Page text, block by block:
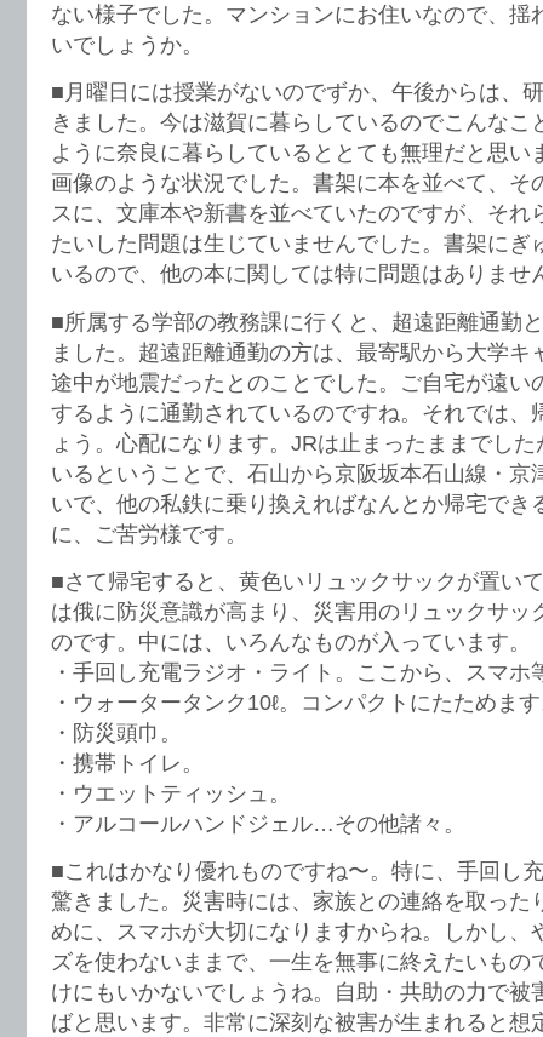
ない様子でした。マンションにお住いなので、揺
いでしょうか。
■月曜日には授業がないのでずか、午後からは、
きました。今は滋賀に暮らしているのでこんなこ
ように奈良に暮らしているととても無理だと思い
画像のような状況でした。書架に本を並べて、そ
スに、文庫本や新書を並べていたのですが、それ
たいした問題は生じていませんでした。書架にぎ
いるので、他の本に関しては特に問題はありませ
■所属する学部の教務課に行くと、超遠距離通勤
ました。超遠距離通勤の方は、最寄駅から大学キ
途中が地震だったとのことでした。ご自宅が遠い
するように通勤されているのですね。それでは、
ょう。心配になります。JRは止まったままでし
いるということで、石山から京阪坂本石山線・京
いで、他の私鉄に乗り換えればなんとか帰宅でき
に、ご苦労様です。
■さて帰宅すると、黄色いリュックサックが置い
は俄に防災意識が高まり、災害用のリュックサッ
のです。中には、いろんなものが入っています。
・手回し充電ラジオ・ライト。ここから、スマ
・ウォータータンク10ℓ。コンパクトにたためま
・防災頭巾。
・携帯トイレ。
・ウエットティッシュ。
・アルコールハンドジェル…その他諸々。
■これはかなり優れものですね〜。特に、手回し
驚きました。災害時には、家族との連絡を取った
めに、スマホが大切になりますからね。しかし、
ズを使わないままで、一生を無事に終えたいもの
けにもいかないでしょうね。自助・共助の力で被
ばと思います。非常に深刻な被害が生まれると想